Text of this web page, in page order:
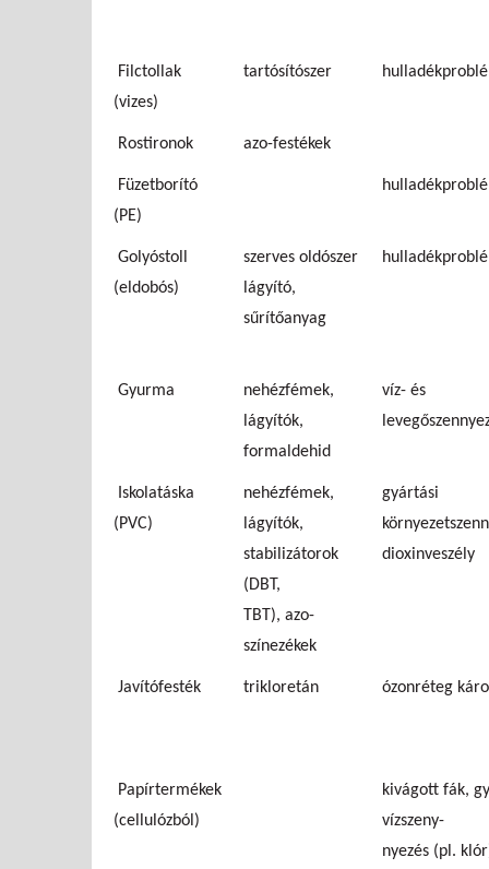
Filctollak
(vizes)
tartósítószer
Rostironok azo-festékek
Füzetborító
(PE)
Golyóstoll
(eldobós)
szerves oldószer
lágyító,
sűrítőanyag
Gyurma
nehézfémek,
lágyítók,
formaldehid
víz- és
Iskolatáska
(PVC)
nehézfémek,
lágyítók,
stabilizátorok
(DBT,
TBT), azo-
színezékek
gyártási
dioxinveszély
Javítófesték trikloretán ózonréteg
Papírtermékek
(cellulózból)
kivágott fák,
vízszeny-
nyezés (pl.